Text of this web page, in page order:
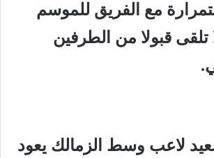
مع الفريق للموسم
تلقى قبولا من الطرفين
لاعب وسط الزمالك يعود